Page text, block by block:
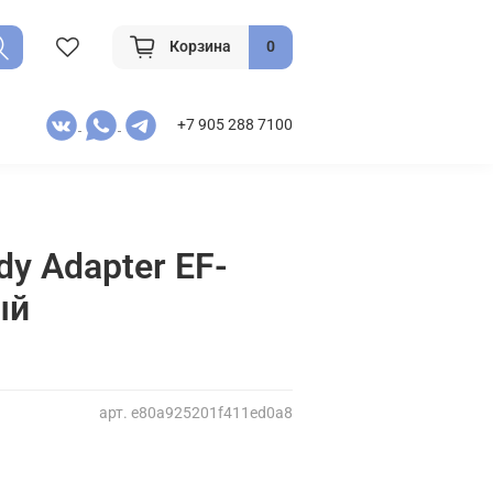
Корзина 0
+7 905 288 7100
арт. e80a925201f411ed0a8
Adapter EF-